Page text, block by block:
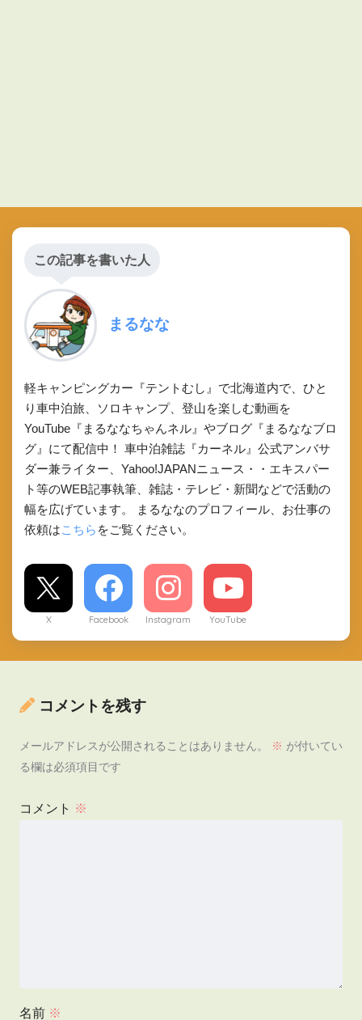
この記事を書いた人
まるなな
軽キャンピングカー『テントむし』で北海道内で、ひと
り車中泊旅、ソロキャンプ、登山を楽しむ動画を
YouTube『まるななちゃんネル』やブログ『まるななブロ
グ』にて配信中！ 車中泊雑誌『カーネル』公式アンバサ
ダー兼ライター、Yahoo!JAPANニュース・・エキスパー
ト等のWEB記事執筆、雑誌・テレビ・新聞などで活動の
幅を広げています。 まるななのプロフィール、お仕事の
依頼はこちら をご覧ください。
X Facebook Instagram YouTube
コメントを残す
メールアドレスが公開されることはありません。 ※ が付いてい
る欄は必須項目です
コメント ※
名前 ※